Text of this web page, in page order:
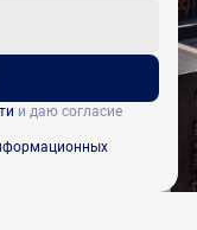
и даю согласие